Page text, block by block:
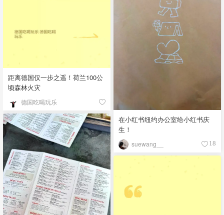
距离德国仅一步之遥！荷兰100公
顷森林火灾
德国吃喝玩乐
在小红书纽约办公室给小红书庆
生！
suewang__ 18